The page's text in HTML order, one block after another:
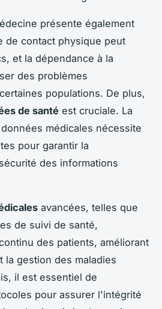
présente également
de contact physique peut
et la dépendance à la
des problèmes
populations. De plus,
de santé est cruciale. La
médicales nécessite
pour garantir la
des informations
avancées, telles que
de suivi de santé,
des patients, améliorant
la gestion des maladies
il est essentiel de
pour assurer l'intégrité